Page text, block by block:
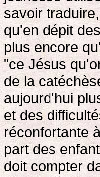
savoir
qu'en dépit
plus encore
"ce Jésus
de la
aujourd'hui
et des
réconfortante
part des
doit compter